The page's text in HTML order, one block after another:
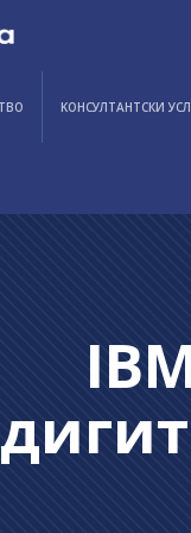
KОНСУЛТАНТСКИ